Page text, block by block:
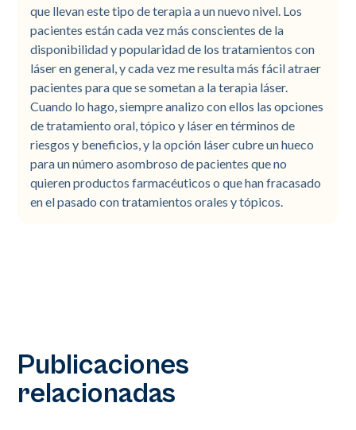
que llevan este tipo de terapia a un nuevo nivel. Los
pacientes están cada vez más conscientes de la
disponibilidad y popularidad de los tratamientos con
láser en general, y cada vez me resulta más fácil atraer
pacientes para que se sometan a la terapia láser.
Cuando lo hago, siempre analizo con ellos las opciones
de tratamiento oral, tópico y láser en términos de
riesgos y beneficios, y la opción láser cubre un hueco
para un número asombroso de pacientes que no
quieren productos farmacéuticos o que han fracasado
en el pasado con tratamientos orales y tópicos.
Publicaciones
relacionadas